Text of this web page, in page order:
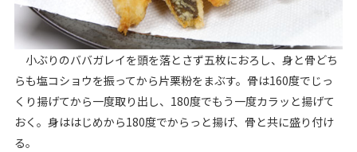
小ぶりのババガレイを頭を落とさず五枚におろし、身と骨どち
らも塩コショウを振ってから片栗粉をまぶす。骨は160度でじっ
くり揚げてから一度取り出し、180度でもう一度カラッと揚げて
おく。身ははじめから180度でからっと揚げ、骨と共に盛り付け
る。